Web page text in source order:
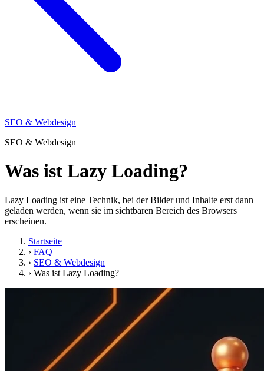
SEO & Webdesign
SEO & Webdesign
Was ist Lazy Loading?
Lazy Loading ist eine Technik, bei der Bilder und Inhalte erst dann
geladen werden, wenn sie im sichtbaren Bereich des Browsers
erscheinen.
Startseite
› FAQ
› SEO & Webdesign
› Was ist Lazy Loading?